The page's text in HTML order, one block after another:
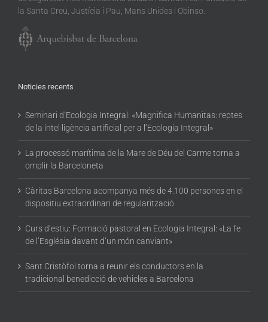
la Santa Creu, Justícia i Pau, Mans Unides i Obinso.
Noticies recents
Seminari d’Ecologia Integral: «Magnifica Humanitas: reptes
de la intel·ligència artificial per a l’Ecologia Integral»
La processó marítima de la Mare de Déu del Carme torna a
omplir la Barceloneta
Càritas Barcelona acompanya més de 4.100 persones en el
dispositiu extraordinari de regularització
Curs d’estiu: Formació pastoral en Ecologia Integral: «La fe
de l’Església davant d’un món canviant»
Sant Cristòfol torna a reunir els conductors en la
tradicional benedicció de vehicles a Barcelona